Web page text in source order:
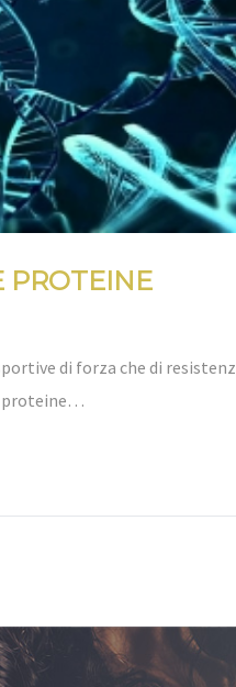
PROTEINE
di forza che di
proteine…